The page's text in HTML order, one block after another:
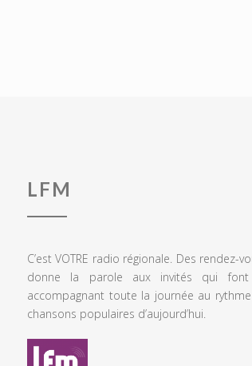
LFM
C’est VOTRE radio régionale. Des
donne la parole aux invités qui
accompagnant toute la journée au
chansons populaires d’aujourd’hui.